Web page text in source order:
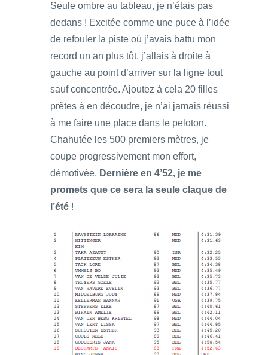
Seule ombre au tableau, je n’étais pas
dedans ! Excitée comme une puce à l’idée
de refouler la piste où j’avais battu mon
record un an plus tôt, j’allais à droite à
gauche au point d’arriver sur la ligne tout
sauf concentrée. Ajoutez à cela 20 filles
prêtes à en découdre, je n’ai jamais réussi
à me faire une place dans le peloton.
Chahutée les 500 premiers mètres, je
coupe progressivement mon effort,
démotivée. Dernière en 4’52, je me
promets que ce sera la seule claque de
l’été !